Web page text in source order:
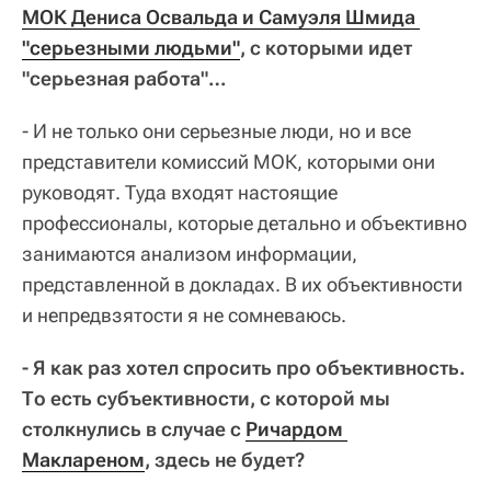
МОК Дениса Освальда и Самуэля Шмида
"серьезными людьми", с которыми идет
"серьезная работа"…
- И не только они серьезные люди, но и все
представители комиссий МОК, которыми они
руководят. Туда входят настоящие
профессионалы, которые детально и объективно
занимаются анализом информации,
представленной в докладах. В их объективности
и непредвзятости я не сомневаюсь.
- Я как раз хотел спросить про объективность.
То есть субъективности, с которой мы
столкнулись в случае с Ричардом
Маклареном, здесь не будет?